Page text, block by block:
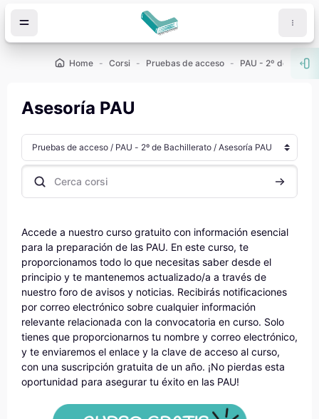
Home Corsi Pruebas de acceso PAU - 2º de
Asesoría PAU
Categorie di corso
Cerca corsi Cerca
Accede a nuestro curso gratuito con información esencial
para la preparación de las PAU. En este curso, te
proporcionamos todo lo que necesitas saber desde el
principio y te mantenemos actualizado/a a través de
nuestro foro de avisos y noticias. Recibirás notificaciones
por correo electrónico sobre cualquier información
relevante relacionada con la convocatoria en curso. Solo
tienes que proporcionarnos tu nombre y correo electrónico,
y te enviaremos el enlace y la clave de acceso al curso,
con una suscripción gratuita de un año. ¡No pierdas esta
oportunidad para asegurar tu éxito en las PAU!